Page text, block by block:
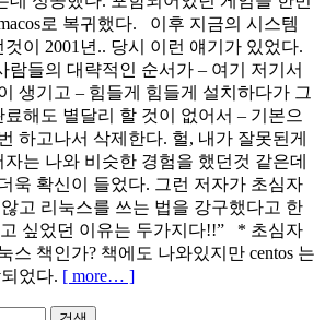
로 복귀했다. 이후 지금의 시스템
이 2001년.. 당시 이런 얘기가 있었다.
람들의 대략적인 순서가 – 여기 저기서
생기고 – 힘들게 힘들게 설치하다가 그
해도 별달리 할 것이 없어서 – 기본으
하고나서 삭제한다. 헐, 내가 잘못된게
는 나와 비슷한 경험을 했던것 같은데
욱 확신이 들었다. 그런 저자가 초심자
고 리눅스를 쓰는 법을 강구했다고 한
싶었던 이유는 두가지다!!” * 초심자
스 책인가? 책에도 나와있지만 centos 는
었다. [ more… ]